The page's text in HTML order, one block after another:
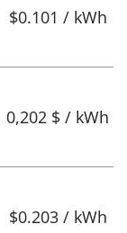
$0.101 / kWh
0,202 $ / kWh
$0.203 / kWh